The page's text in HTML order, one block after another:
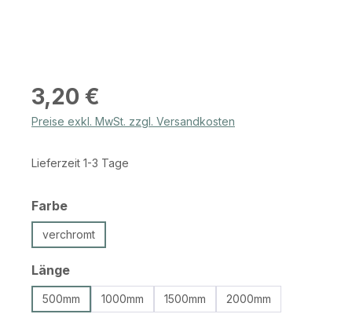
Regulärer Preis:
3,20 €
Preise exkl. MwSt. zzgl. Versandkosten
Lieferzeit 1-3 Tage
Farbeauswählen
verchromt
Längeauswählen
500mm 1000mm 1500mm 2000mm